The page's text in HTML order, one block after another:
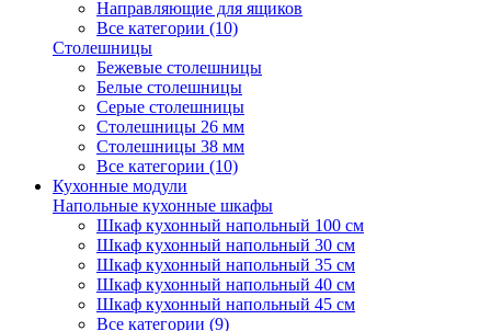
Направляющие для ящиков
Все категории (10)
Столешницы
Бежевые столешницы
Белые столешницы
Серые столешницы
Столешницы 26 мм
Столешницы 38 мм
Все категории (10)
Кухонные модули
Напольные кухонные шкафы
Шкаф кухонный напольный 100 см
Шкаф кухонный напольный 30 см
Шкаф кухонный напольный 35 см
Шкаф кухонный напольный 40 см
Шкаф кухонный напольный 45 см
Все категории (9)